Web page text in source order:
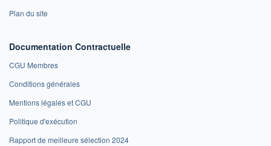
Plan du site
Documentation Contractuelle
CGU Membres
Conditions générales
Mentions légales et CGU
Politique d'exécution
Rapport de meilleure sélection 2024